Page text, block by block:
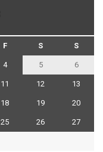
F S S
4 5 6
11 12 13
18 19 20
25 26 27